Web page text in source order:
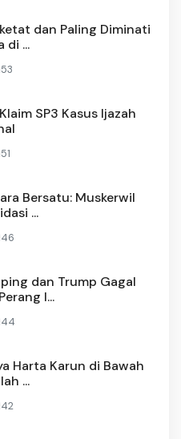
dan Paling Diminati
di ...
SP3 Kasus Ijazah
Bersatu: Muskerwil
...
dan Trump Gagal
I...
Harta Karun di Bawah
...